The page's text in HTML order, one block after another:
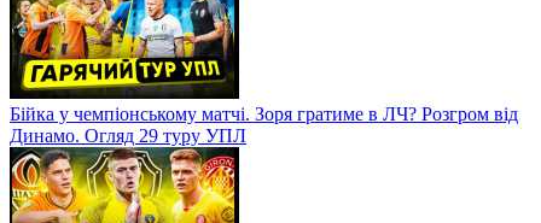
Бійка у чемпіонському матчі. Зоря гратиме в ЛЧ? Розгром від
Динамо. Огляд 29 туру УПЛ